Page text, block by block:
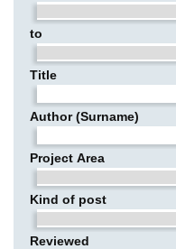
to
Title
Author (Surname)
Project Area
Kind of post
Reviewed